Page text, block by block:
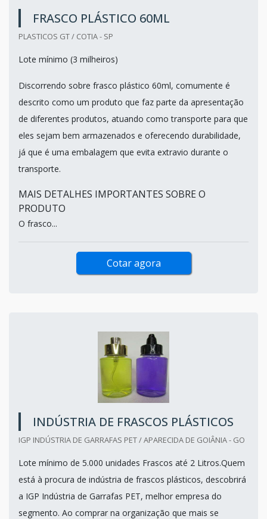
FRASCO PLÁSTICO 60ML
PLASTICOS GT / COTIA - SP
Lote mínimo (3 milheiros)
Discorrendo sobre frasco plástico 60ml, comumente é
descrito como um produto que faz parte da apresentação
de diferentes produtos, atuando como transporte para que
eles sejam bem armazenados e oferecendo durabilidade,
já que é uma embalagem que evita extravio durante o
transporte.
MAIS DETALHES IMPORTANTES SOBRE O
PRODUTO
O frasco...
Cotar agora
INDÚSTRIA DE FRASCOS PLÁSTICOS
IGP INDÚSTRIA DE GARRAFAS PET / APARECIDA DE GOIÂNIA - GO
Lote mínimo de 5.000 unidades Frascos até 2 Litros.Quem
está à procura de indústria de frascos plásticos, descobrirá
a IGP Indústria de Garrafas PET, melhor empresa do
segmento. Ao comprar na organização que mais se